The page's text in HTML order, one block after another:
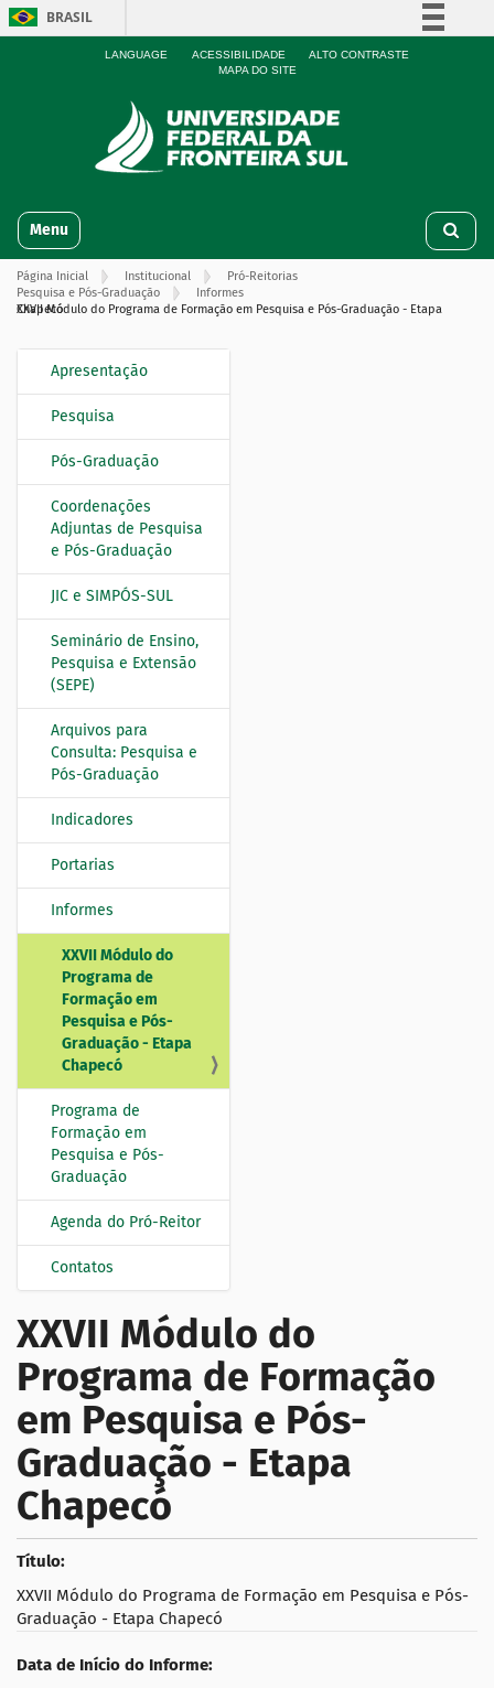
BRASIL
Simplifique!
Participe
Acesso à informação
LANGUAGE ACESSIBILIDADE
ALTO CONTRASTE
MAPA DO SITE
v
Toggle navigation
Página Inicial Institucional
Pró-Reitorias
Pesquisa e Pós-Graduação
Informes
XXVII Módulo do Programa de Formação em Pesquisa e Pós-Graduação - Etapa Chapecó
g
ã
Apresentação
Pesquisa
Pós-Graduação
Coordenações
Adjuntas de Pesquisa
e Pós-Graduação
JIC e SIMPÓS-SUL
Seminário de Ensino,
Pesquisa e Extensão
(SEPE)
Arquivos para
Consulta: Pesquisa e
Pós-Graduação
Indicadores
Portarias
Informes
XXVII Módulo do
Programa de
Formação em
Pesquisa e Pós-
Graduação - Etapa
Chapecó
Programa de
Formação em
Pesquisa e Pós-
Graduação
Agenda do Pró-Reitor
Contatos
XXVII Módulo do
Programa de Formação
em Pesquisa e Pós-
Graduação - Etapa
Chapecó
Título:
XXVII Módulo do Programa de Formação em Pesquisa e Pós-
Graduação - Etapa Chapecó
Data de Início do Informe: